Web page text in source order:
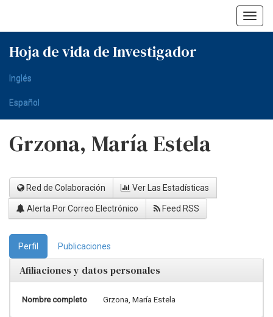
Hoja de vida de Investigador
Inglés
Español
Grzona, María Estela
Red de Colaboración Ver Las Estadísticas
Alerta Por Correo Electrónico Feed RSS
Perfil Publicaciones
Afiliaciones y datos personales
Nombre completo Grzona, María Estela